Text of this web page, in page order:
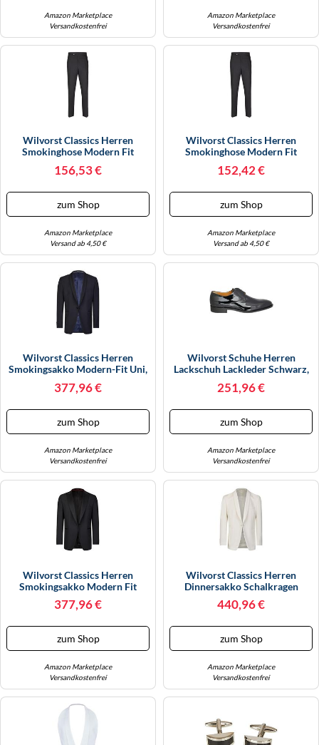
Amazon Marketplace
Versandkostenfrei
Amazon Marketplace
Versandkostenfrei
Wilvorst Classics Herren
Smokinghose Modern Fit
156,53 €
zum Shop
Amazon Marketplace
Versand ab 4,50 €
Wilvorst Classics Herren
Smokinghose Modern Fit
152,42 €
zum Shop
Amazon Marketplace
Versand ab 4,50 €
Wilvorst Classics Herren
Smokingsakko Modern-Fit Uni,
Mitternachtsblau
377,96 €
zum Shop
Amazon Marketplace
Versandkostenfrei
Wilvorst Schuhe Herren
Lackschuh Lackleder Schwarz,
251,96 €
zum Shop
Amazon Marketplace
Versandkostenfrei
Wilvorst Classics Herren
Smokingsakko Modern Fit
Schwarz 54
377,96 €
zum Shop
Amazon Marketplace
Versandkostenfrei
Wilvorst Classics Herren
Dinnersakko Schalkragen
Cremeweiß, Bekleidungsgröße:
29
440,96 €
zum Shop
Amazon Marketplace
Versandkostenfrei